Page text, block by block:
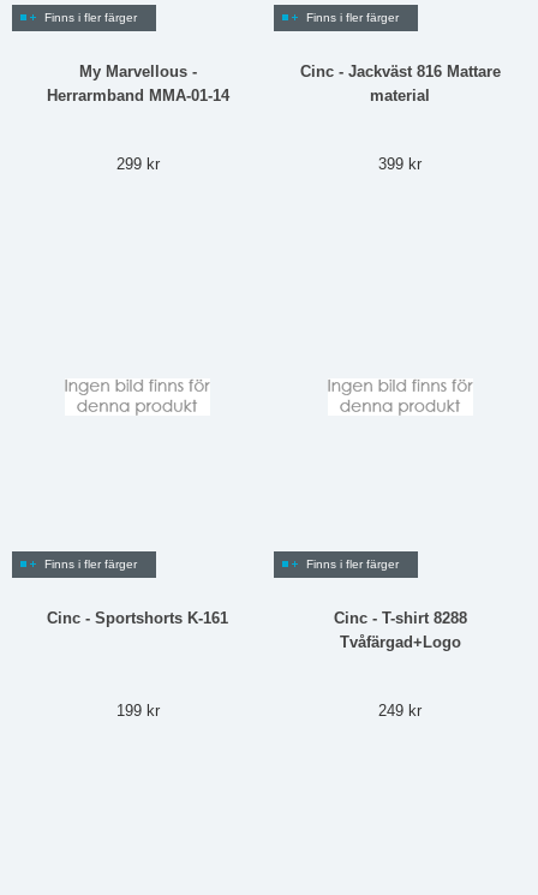
Finns i fler färger
My Marvellous -
Herrarmband MMA-01-14
299 kr
Finns i fler färger
Cinc - Jackväst 816 Mattare
material
399 kr
Finns i fler färger
Cinc - Sportshorts K-161
199 kr
Finns i fler färger
Cinc - T-shirt 8288
Tvåfärgad+Logo
249 kr